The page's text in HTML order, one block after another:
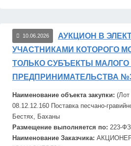
10.06.2026
АУКЦИОН В
УЧАСТНИКАМИ КОТОРОГО
ТОЛЬКО СУБЪЕКТЫ МАЛОГО
ПРЕДПРИНИМАТЕЛЬСТВА
Наименование объекта закупки:
08.12.12.160 Поставка песчано-
Бестях, Баханы
Размещение выполняется по: 223-ФЗ
Наименование Заказчика: